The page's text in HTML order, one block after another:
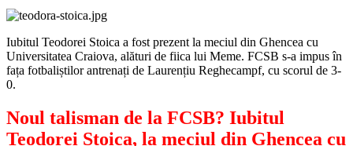
Iubitul Teodorei Stoica a fost prezent la meciul din Ghencea cu
Universitatea Craiova, alături de fiica lui Meme. FCSB s-a impus în
fața fotbaliștilor antrenați de Laurențiu Reghecampf, cu scorul de 3-
0.
Noul talisman de la FCSB? Iubitul
Teodorei Stoica, la meciul din Ghencea cu